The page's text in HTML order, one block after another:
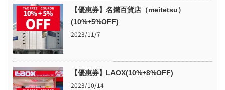
【優惠券】名鐵百貨店（meitetsu）
(10%+5%OFF)
2023/11/7
【優惠券】LAOX(10%+8%OFF)
2023/10/14